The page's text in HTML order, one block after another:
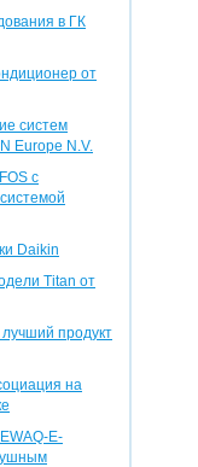
в ГК
от
систем
Europe N.V.
с
Daikin
Titan от
продукт
на
E-